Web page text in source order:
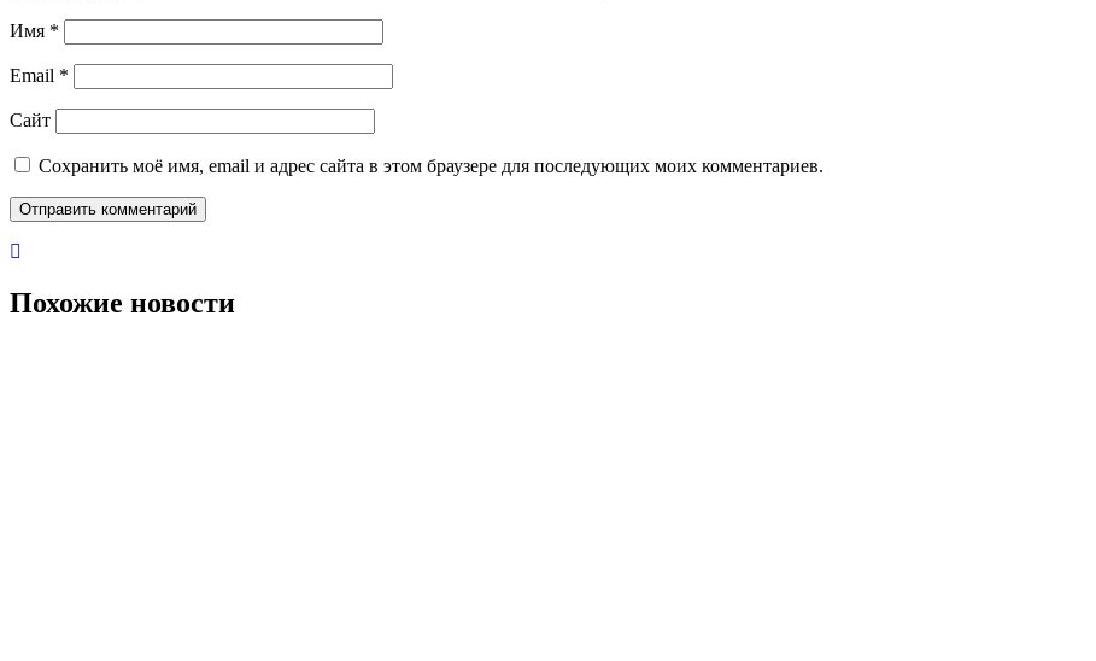
Имя *
Email *
Сайт
Сохранить моё имя, email и адрес сайта в этом браузере для последующих моих комментариев.
Похожие новости